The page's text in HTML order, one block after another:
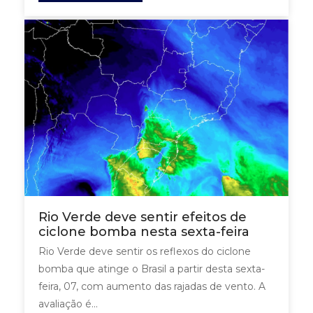
Rio Verde deve sentir efeitos de
ciclone bomba nesta sexta-feira
Rio Verde deve sentir os reflexos do ciclone
bomba que atinge o Brasil a partir desta sexta-
feira, 07, com aumento das rajadas de vento. A
avaliação é...